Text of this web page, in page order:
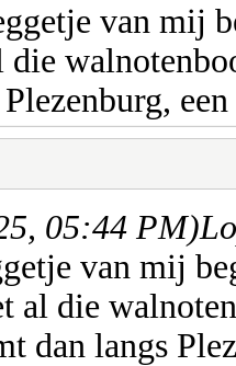
van mij
die
05:44 PM)
van mij
al die
dan langs